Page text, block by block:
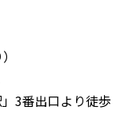
3番出口より徒歩